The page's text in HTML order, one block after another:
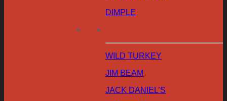
DIMPLE
WILD TURKEY
JIM BEAM
JACK DANIEL’S